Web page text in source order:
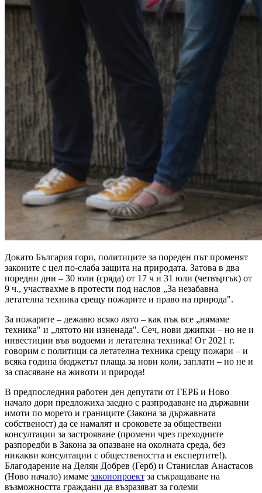
Докато България гори, политиците за пореден път променят
законите с цел по-слаба защита на природата. Затова в два
поредни дни – 30 юли (сряда) от 17 ч и 31 юли (четвъртък) от
9 ч., участвахме в протести под наслов „За незабавна
летателна техника срещу пожарите и право на природа".
За пожарите – дежавю всяко лято – как пък все „нямаме
техника" и „лятото ни изненада". Сеч, нови джипки – но не и
инвестиции във водоеми и летателна техника! От 2021 г.
говорим с политици са летателна техника срещу пожари – и
всяка година бюджетът плаща за нови коли, заплати – но не и
за спасяване на животи и природа!
В предпоследния работен ден депутати от ГЕРБ и Ново
начало дори предложиха заедно с разпродаване на държавни
имоти по морето и границите (Закона за държавната
собственост) да се намалят и сроковете за обществени
консултации за застрояване (промени чрез преходните
разпоредби в Закона за опазване на околната среда, без
никакви консултации с обществеността и експертите!).
Благодарение на Делян Добрев (Герб) и Станислав Анастасов
(Ново начало) имаме законопроект за съкращаване на
възможността граждани да възразяват за големи